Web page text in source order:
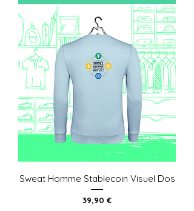
Sweat Homme Stablecoin Visuel Dos
Prix
39,90 €